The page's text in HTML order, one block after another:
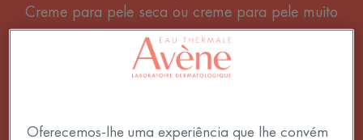
Creme para pele seca ou creme para pele muito
seca? Escolha o cuidado corporal que irá oferecer
um casulo de suavidade e conforto para a sua
Todas as Creme
Oferecemos-lhe uma experiência que lhe convém